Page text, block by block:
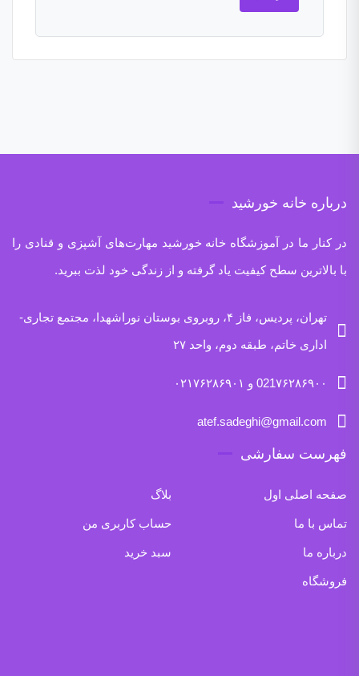
درباره خانه خورشید
در کنار ما در آموزشگاه خانه خورشید مهارت‌های آشپزی و قنادی را
با بالاترین سطح کیفیت یاد گرفته و از زندگی خود لذت ببرید.
تهران، پردیس، فاز ۴، روبروی بوستان نوراشهدا، مجتمع تجاری-
اداری خاتم، طبقه دوم، واحد ۲۷
021۷۶۲۸۶۹۰۰ و ۰۲۱۷۶۲۸۶۹۰۱
atef.sadeghi@gmail.com
فهرست سفارشی
صفحه اصلی اول بلاگ
تماس با ما حساب کاربری من
درباره ما سبد خرید
فروشگاه